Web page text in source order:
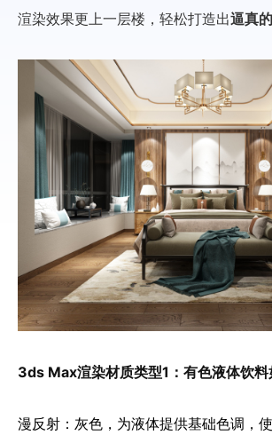
渲染效果更上一层楼，轻松打造出逼真
3ds Max渲染材质类型1： 有色液体饮
漫反射 ：灰色，为液体提供基础色调，